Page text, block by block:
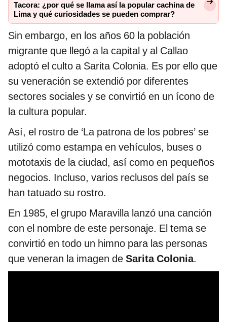
Tacora: ¿por qué se llama así la popular cachina de
Lima y qué curiosidades se pueden comprar?
Sin embargo, en los años 60 la población
migrante que llegó a la capital y al Callao
adoptó el culto a Sarita Colonia. Es por ello que
su veneración se extendió por diferentes
sectores sociales y se convirtió en un ícono de
la cultura popular.
Así, el rostro de ‘La patrona de los pobres’ se
utilizó como estampa en vehículos, buses o
mototaxis de la ciudad, así como en pequeños
negocios. Incluso, varios reclusos del país se
han tatuado su rostro.
En 1985, el grupo Maravilla lanzó una canción
con el nombre de este personaje. El tema se
convirtió en todo un himno para las personas
que veneran la imagen de Sarita Colonia.